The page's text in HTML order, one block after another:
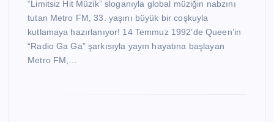
“Limitsiz Hit Müzik” sloganıyla global müziğin nabzını
tutan Metro FM, 33. yaşını büyük bir coşkuyla
kutlamaya hazırlanıyor! 14 Temmuz 1992’de Queen’in
“Radio Ga Ga” şarkısıyla yayın hayatına başlayan
Metro FM,…